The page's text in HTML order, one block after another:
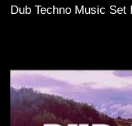
Dub Techno Music